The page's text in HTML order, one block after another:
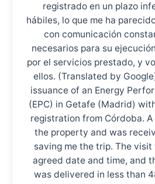
registrado en un plazo
hábiles, lo que me ha
con comunicación
necesarios para su
por el servicios prestado, y
ellos. (Translated by
issuance of an Energy
(EPC) in Getafe (Madrid)
registration from Córdoba.
the property and was
saving me the trip. The
agreed date and time, and
was delivered in less than